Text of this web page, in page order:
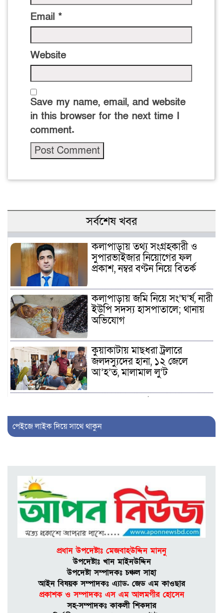
Email *
Website
Save my name, email, and website
in this browser for the next time I
comment.
সর্বশেষ খবর
কলাপাড়ায় তথ্য সংগ্রহকারী ও
সুপারভাইজার নিয়োগের ফল
প্রকাশ, নম্বর বণ্টন নিয়ে বিতর্ক
কলাপাড়ায় জমি নিয়ে সং’ঘ’র্ষ, নারী
ইউপি সদস্য হাসপাতালে; থানায়
অভিযোগ
কুয়াকাটায় মাছধরা ট্রলারে
জলদস্যুদের হানা, ১২ জেলে
আ’হ’ত, মালামাল লু’ট
দিবস পালিত, ১২ জুলাইযোদ্ধাকে
সংবর্ধনা
পি’টি’য়ে জ’খ’মে’র মা’ম’লায়
প্রধান আ’সা’মি গ্রে’প্তা’র
পটুয়াখালী বন্দর নৌযান শ্রমিক
ইউনিয়নের সাংগঠনিক সম্পাদক
নির্বাচিত হলেন অন্তর
কলাপাড়ায় মেগা প্রকল্পে জীবিকা
সংকট: গণগবেষণা
আমতলীতে কাজ শেষ না হতেই
পেইজে লাইক দিয়ে সাথে থাকুন
প্রধান উপদেষ্টাঃ মেজবাহউদ্দিন মাননু
উপদেষ্টাঃ খান মাইনউদ্দিন
উপদেষ্টা সম্পাদকঃ চঞ্চল সাহা
আইন বিষয়ক সম্পাদকঃ এ্যাড. জেড এম কাওছার
প্রকাশক ও সম্পাদকঃ এস এম আলমগীর হােসেন
সহ-সম্পাদকঃ কাকলী শিকদার